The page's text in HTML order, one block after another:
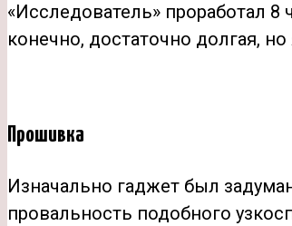
«Исследователь» проработал
конечно, достаточно долгая,
Прошивка
Изначально гаджет был
провальность подобного